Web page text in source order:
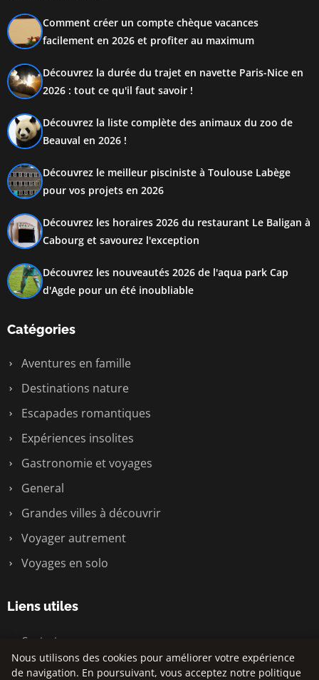
Comment créer un compte chèque vacances
facilement en 2026 et profiter au maximum
Découvrez la durée du trajet en navette Paris-Nice en
2026 : tout ce qu'il faut savoir !
Découvrez la liste complète des animaux du zoo de
Beauval en 2026 !
Découvrez le meilleur pisciniste à Toulouse Labège
pour vos projets en 2026
Découvrez les horaires 2026 du restaurant Le Baligan à
Cabourg et savourez l'exception
Découvrez les nouveautés 2026 de l'aqua park Cap
d'Agde pour un été inoubliable
Catégories
Aventures en famille
Destinations nature
Escapades romantiques
Expériences insolites
Gastronomie et voyages
General
Grandes villes à découvrir
Voyager autrement
Voyages en solo
Liens utiles
Contact
Nous utilisons des cookies pour améliorer votre expérience
de navigation. En poursuivant, vous acceptez notre politique